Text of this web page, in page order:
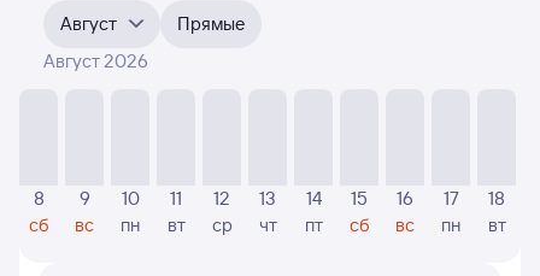
Выберите дату, перейдите по клику к поиску билетов
на самолёт и просмотру
Если никто не искал авиабилетов по маршруту Сочи —
Уфа, то цены могут отсутствовать частично или
полностью. В этом случае заполните форму поиска в
Август
Прямые
Август 2026
8
сб
9
вс
10
пн
11
вт
12
ср
13
чт
14
пт
15
сб
16
вс
17
пн
18
вт